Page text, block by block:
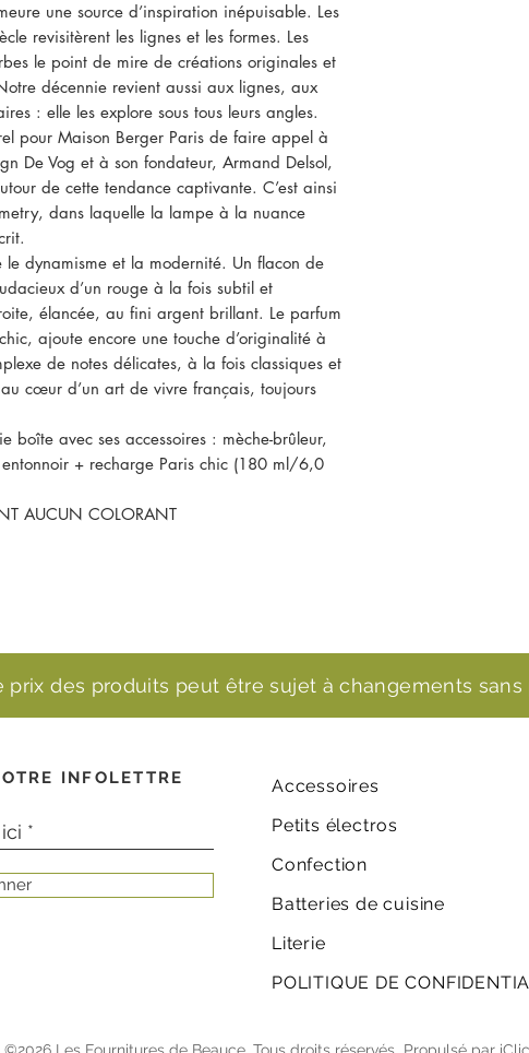
une source d’inspiration inépuisable. Les
revisitèrent les lignes et les formes. Les
le point de mire de créations originales et
décennie revient aussi aux lignes, aux
: elle les explore sous tous leurs angles.
pour Maison Berger Paris de faire appel à
De Vog et à son fondateur, Armand Delsol,
de cette tendance captivante. C’est ainsi
dans laquelle la lampe à la nuance
dynamisme et la modernité. Un flacon de
d’un rouge à la fois subtil et
élancée, au fini argent brillant. Le parfum
ajoute encore une touche d’originalité à
de notes délicates, à la fois classiques et
cœur d’un art de vivre français, toujours
boîte avec ses accessoires : mèche-brûleur,
+ recharge Paris chic (180 ml/6,0
AUCUN COLORANT
prix des produits peut être sujet à changements sans
INFOLETTRE
Accessoires
Petits électros
Confection
Batteries de cuisine
Literie
POLITIQUE DE